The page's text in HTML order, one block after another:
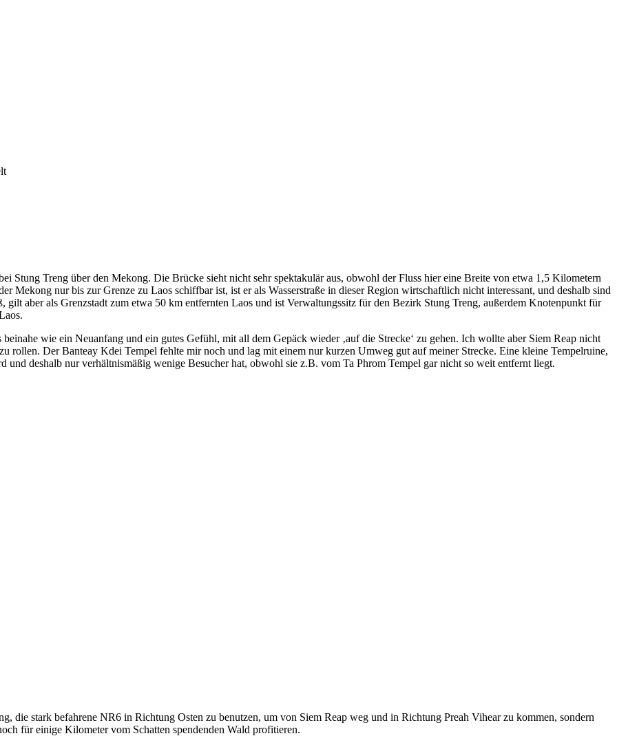
Stung Treng über den Mekong. Die Brücke sieht nicht sehr spektakulär aus, obwohl der Fluss hier eine Breite von etwa 1,5 Kilometern
Mekong nur bis zur Grenze zu Laos schiffbar ist, ist er als Wasserstraße in dieser Region wirtschaftlich nicht interessant, und deshalb sind
gilt aber als Grenzstadt zum etwa 50 km entfernten Laos und ist Verwaltungssitz für den Bezirk Stung Treng, außerdem Knotenpunkt für
wie ein Neuanfang und ein gutes Gefühl, mit all dem Gepäck wieder ‚auf die Strecke‘ zu gehen. Ich wollte aber Siem Reap nicht
rollen. Der Banteay Kdei Tempel fehlte mir noch und lag mit einem nur kurzen Umweg gut auf meiner Strecke. Eine kleine Tempelruine,
und deshalb nur verhältnismäßig wenige Besucher hat, obwohl sie z.B. vom Ta Phrom Tempel gar nicht so weit entfernt liegt.
die stark befahrene NR6 in Richtung Osten zu benutzen, um von Siem Reap weg und in Richtung Preah Vihear zu kommen, sondern
für einige Kilometer vom Schatten spendenden Wald profitieren.